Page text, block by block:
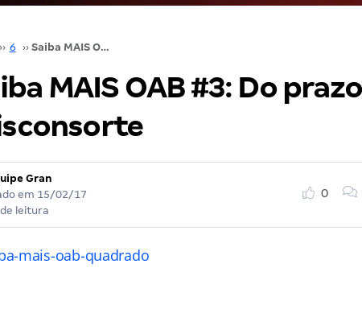
›› 6 ›› Saiba MAIS OAB #3: Do prazo para litisconsorte
MAIS OAB #3: Do
Gran
em 15/02/17
leitura
0